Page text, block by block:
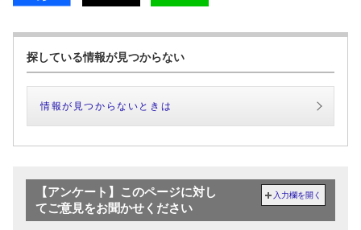
探している情報が見つからない
情報が見つからないときは
【アンケート】このページに対し
てご意見をお聞かせください
入力欄を開く